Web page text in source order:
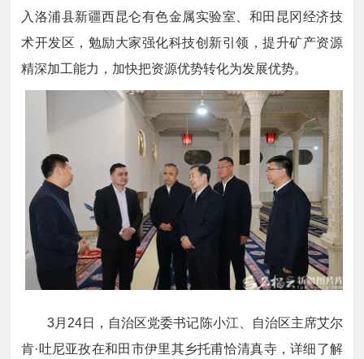
入洛浦县新疆西昆仑有色金属实验室、和田昆冈经济技
术开发区，勉励大家强化科技创新引领，提升矿产资源
精深加工能力，加快把资源优势转化为发展优势。
3月24日，自治区党委书记陈小江、自治区主席艾尔
肯·吐尼亚孜在和田市伊里其乡托甫恰清真寺，详细了解